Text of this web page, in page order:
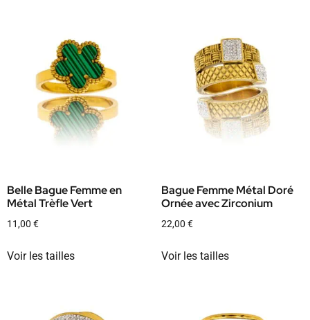
Belle Bague Femme en
Métal Trèfle Vert
11,00 €
Voir les tailles
Bague Femme Métal Doré
Ornée avec Zirconium
22,00 €
Voir les tailles